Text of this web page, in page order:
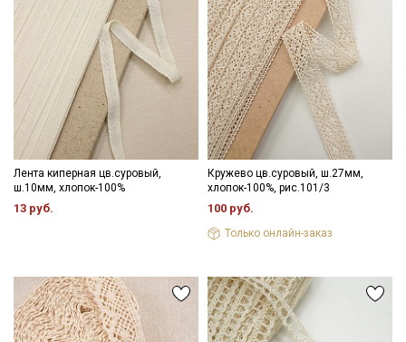
Лента киперная цв.суровый,
ш.10мм, хлопок-100%
13 руб.
Кружево цв.суровый, ш.27мм,
хлопок-100%, рис.101/3
100 руб.
Только онлайн-заказ